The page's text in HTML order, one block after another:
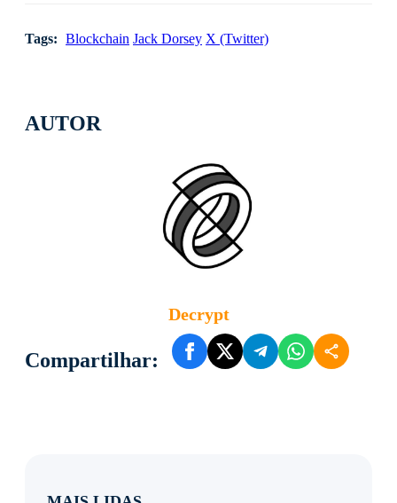
AUTOR
Decrypt
Compartilhar:
Tags: Blockchain Jack Dorsey X (Twitter)